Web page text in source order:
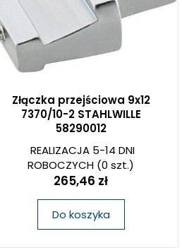
Złączka przejściowa 9x12
7370/10-2 STAHLWILLE
58290012
REALIZACJA 5-14 DNI
ROBOCZYCH (0 szt.)
265,46 zł
Do koszyka